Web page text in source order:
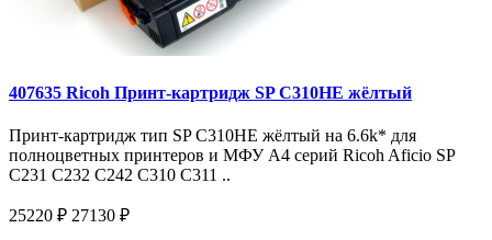
407635 Ricoh Принт-картридж SP C310HE жёлтый
Принт-картридж тип SP C310HE жёлтый на 6.6k* для
полноцветных принтеров и МФУ A4 серий Ricoh Aficio SP
C231 C232 C242 C310 C311 ..
25220 ₽ 27130 ₽